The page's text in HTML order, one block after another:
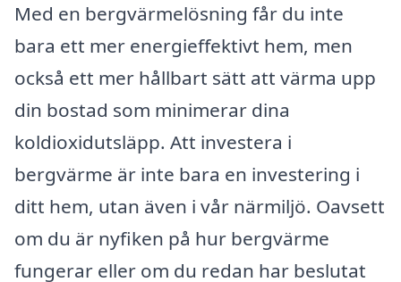
Med en bergvärmelösning får du inte
bara ett mer energieffektivt hem, men
också ett mer hållbart sätt att värma upp
din bostad som minimerar dina
koldioxidutsläpp. Att investera i
bergvärme är inte bara en investering i
ditt hem, utan även i vår närmiljö. Oavsett
om du är nyfiken på hur bergvärme
fungerar eller om du redan har beslutat